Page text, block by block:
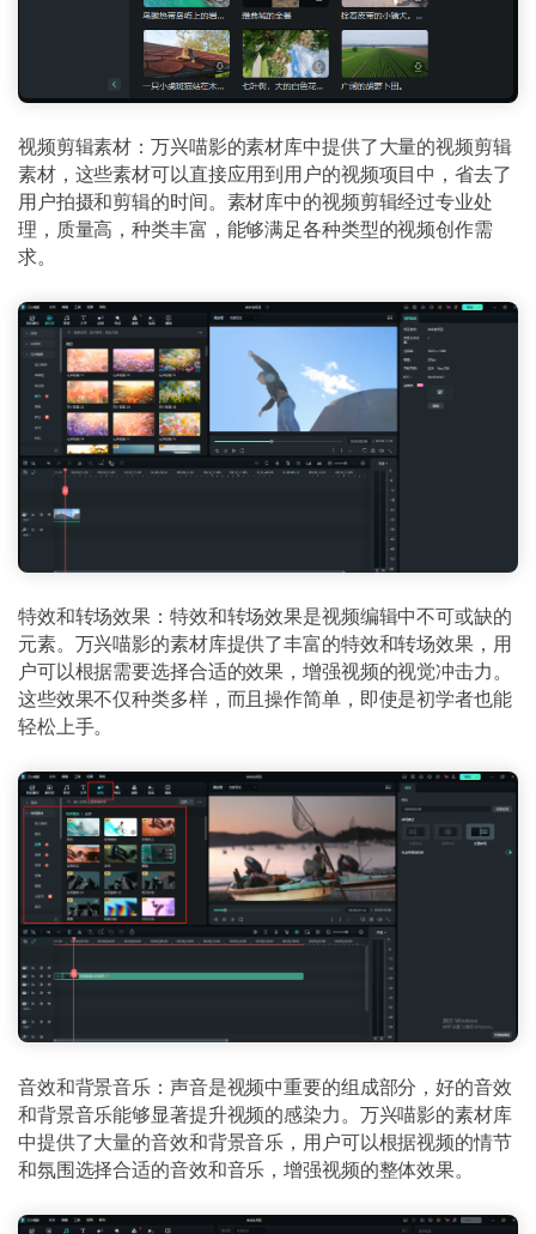
视频剪辑素材：万兴喵影的素材库中提供了大量的视频剪辑
素材，这些素材可以直接应用到用户的视频项目中，省去了
用户拍摄和剪辑的时间。素材库中的视频剪辑经过专业处
理，质量高，种类丰富，能够满足各种类型的视频创作需
求。
特效和转场效果：特效和转场效果是视频编辑中不可或缺的
元素。万兴喵影的素材库提供了丰富的特效和转场效果，用
户可以根据需要选择合适的效果，增强视频的视觉冲击力。
这些效果不仅种类多样，而且操作简单，即使是初学者也能
轻松上手。
音效和背景音乐：声音是视频中重要的组成部分，好的音效
和背景音乐能够显著提升视频的感染力。万兴喵影的素材库
中提供了大量的音效和背景音乐，用户可以根据视频的情节
和氛围选择合适的音效和音乐，增强视频的整体效果。